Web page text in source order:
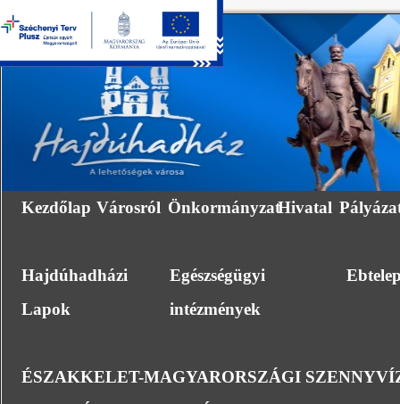
Kezdőlap Városról ÖnkormányzatHivatal
Hajdúhadházi
Lapok
Egészségügyi
intézmények
ÉSZAKKELET-MAGYARORSZÁGI